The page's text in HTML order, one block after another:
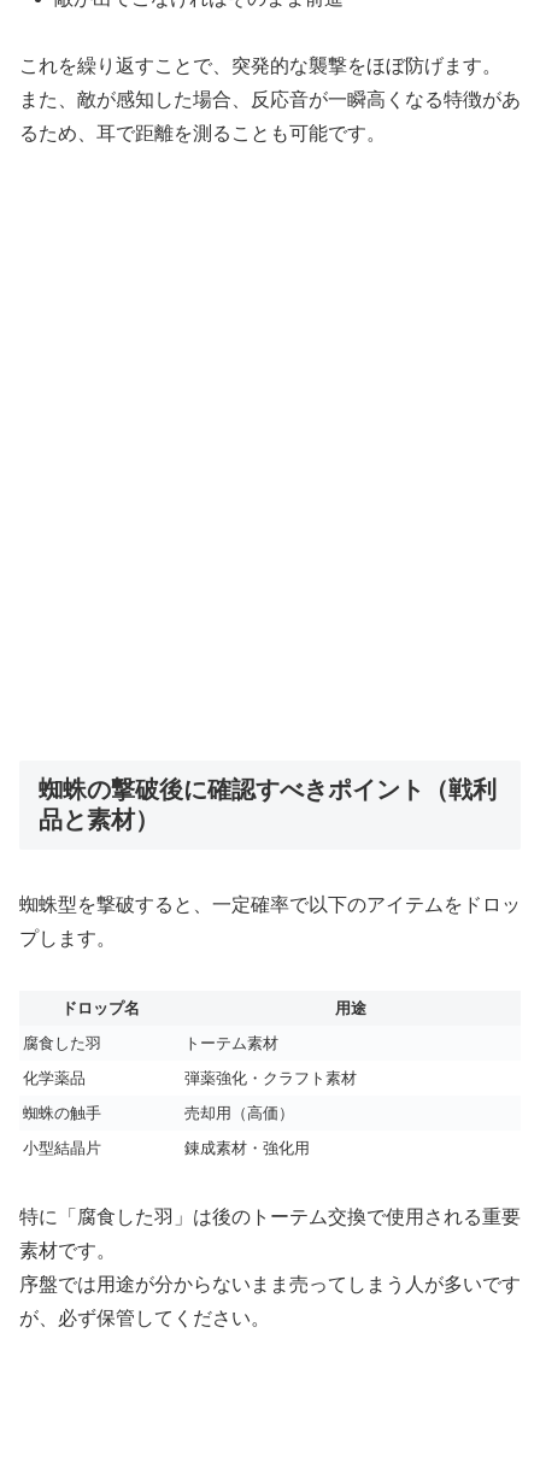
これを繰り返すことで、突発的な襲撃をほぼ防げます。
また、敵が感知した場合、反応音が一瞬高くなる特徴があ
るため、耳で距離を測ることも可能です。
蜘蛛の撃破後に確認すべきポイント（戦利
品と素材）
蜘蛛型を撃破すると、一定確率で以下のアイテムをドロッ
プします。
ドロップ名
用途
腐食した羽
トーテム素材
化学薬品
弾薬強化・クラフト素材
蜘蛛の触手
売却用（高価）
小型結晶片
錬成素材・強化用
特に「腐食した羽」は後のトーテム交換で使用される重要
素材です。
序盤では用途が分からないまま売ってしまう人が多いです
が、必ず保管してください。